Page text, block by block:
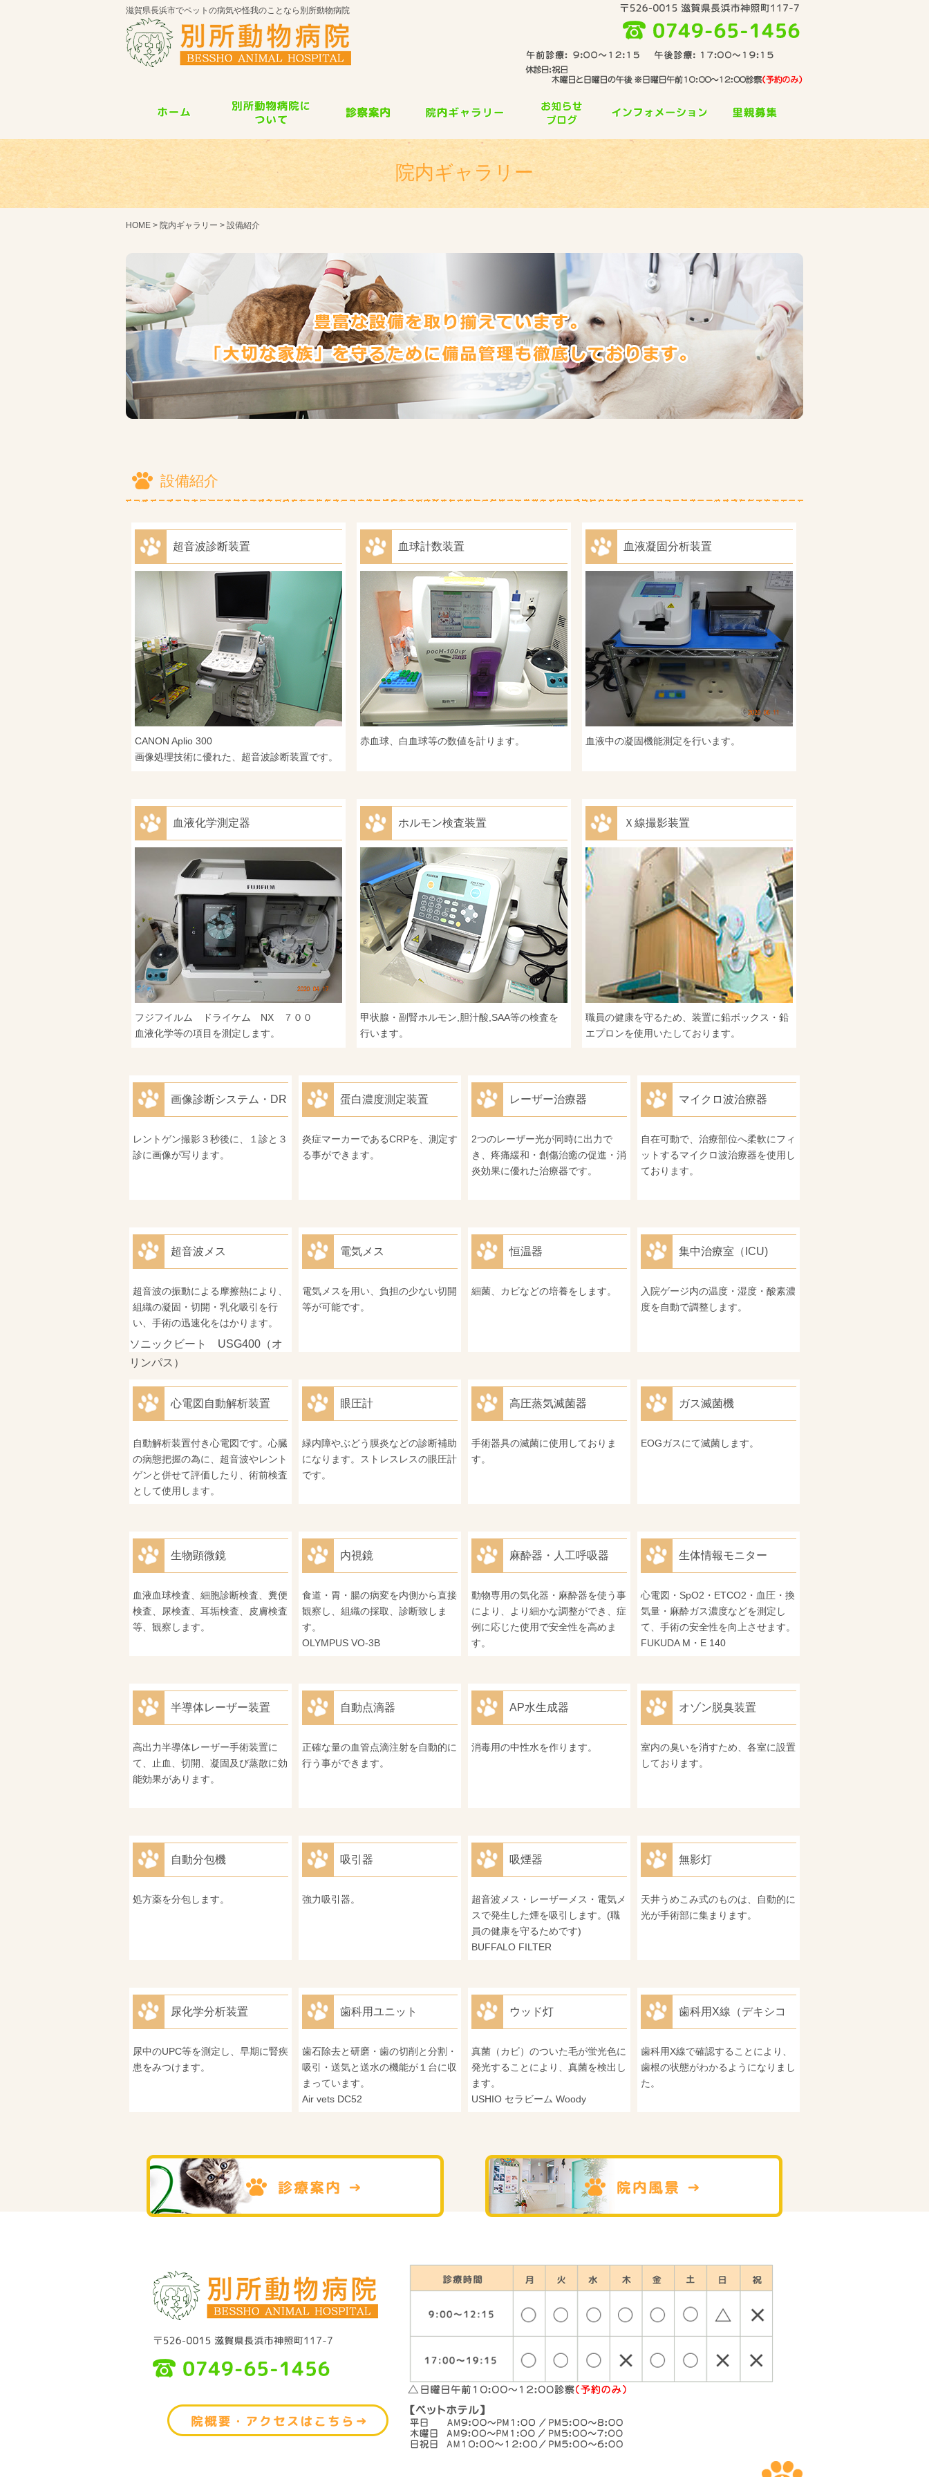
滋賀県長浜市でペットの病気や怪我のことなら別所動物病院
院内ギャラリー
HOME > 院内ギャラリー > 設備紹介
設備紹介
超音波診断装置
CANON Aplio 300
画像処理技術に優れた、超音波診断装置です。
血球計数装置
赤血球、白血球等の数値を計ります。
血液凝固分析装置
血液中の凝固機能測定を行います。
血液化学測定器
フジフイルム ドライケム NX ７００
血液化学等の項目を測定します。
ホルモン検査装置
甲状腺・副腎ホルモン,胆汁酸,SAA等の検査を
行います。
Ｘ線撮影装置
職員の健康を守るため、装置に鉛ボックス・鉛
エプロンを使用いたしております。
画像診断システム・DR
レントゲン撮影３秒後に、１診と３
診に画像が写ります。
蛋白濃度測定装置
炎症マーカーであるCRPを、測定す
る事ができます。
レーザー治療器
2つのレーザー光が同時に出力で
き、疼痛緩和・創傷治癒の促進・消
炎効果に優れた治療器です。
マイクロ波治療器
自在可動で、治療部位へ柔軟にフィ
ットするマイクロ波治療器を使用し
ております。
超音波メス
超音波の振動による摩擦熱により、
組織の凝固・切開・乳化吸引を行
い、手術の迅速化をはかります。
ソニックビート USG400（オ
リンパス）
電気メス
電気メスを用い、負担の少ない切開
等が可能です。
恒温器
細菌、カビなどの培養をします。
集中治療室（ICU)
入院ゲージ内の温度・湿度・酸素濃
度を自動で調整します。
心電図自動解析装置
自動解析装置付き心電図です。心臓
の病態把握の為に、超音波やレント
ゲンと併せて評価したり、術前検査
として使用します。
眼圧計
緑内障やぶどう膜炎などの診断補助
になります。ストレスレスの眼圧計
です。
高圧蒸気滅菌器
手術器具の滅菌に使用しておりま
す。
ガス滅菌機
EOGガスにて滅菌します。
生物顕微鏡
血液血球検査、細胞診断検査、糞便
検査、尿検査、耳垢検査、皮膚検査
等、観察します。
内視鏡
食道・胃・腸の病変を内側から直接
観察し、組織の採取、診断致しま
す。
OLYMPUS VO-3B
麻酔器・人工呼吸器
動物専用の気化器・麻酔器を使う事
により、より細かな調整ができ、症
例に応じた使用で安全性を高めま
す。
生体情報モニター
心電図・SpO2・ETCO2・血圧・換
気量・麻酔ガス濃度などを測定し
て、手術の安全性を向上させます。
FUKUDA M・E 140
半導体レーザー装置
高出力半導体レーザー手術装置に
て、止血、切開、凝固及び蒸散に効
能効果があります。
自動点滴器
正確な量の血管点滴注射を自動的に
行う事ができます。
AP水生成器
消毒用の中性水を作ります。
オゾン脱臭装置
室内の臭いを消すため、各室に設置
しております。
自動分包機
処方薬を分包します。
吸引器
強力吸引器。
吸煙器
超音波メス・レーザーメス・電気メ
スで発生した煙を吸引します。(職
員の健康を守るためです)
BUFFALO FILTER
無影灯
天井うめこみ式のものは、自動的に
光が手術部に集まります。
尿化学分析装置
尿中のUPC等を測定し、早期に腎疾
患をみつけます。
歯科用ユニット
歯石除去と研磨・歯の切削と分割・
吸引・送気と送水の機能が１台に収
まっています。
Air vets DC52
ウッド灯
真菌（カビ）のついた毛が蛍光色に
発光することにより、真菌を検出し
ます。
USHIO セラビーム Woody
歯科用X線（デキシコ
ADX4000V)
歯科用X線で確認することにより、
歯根の状態がわかるようになりまし
た。